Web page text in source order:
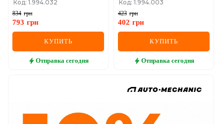
F31, F10
Код: 1.994.032
834 грн
793 грн
КУПИТЬ
Отправка сегодня
Astra,Vectra,Omega
Код: 1.994.003
423 грн
402 грн
КУПИТЬ
Отправка сегодня